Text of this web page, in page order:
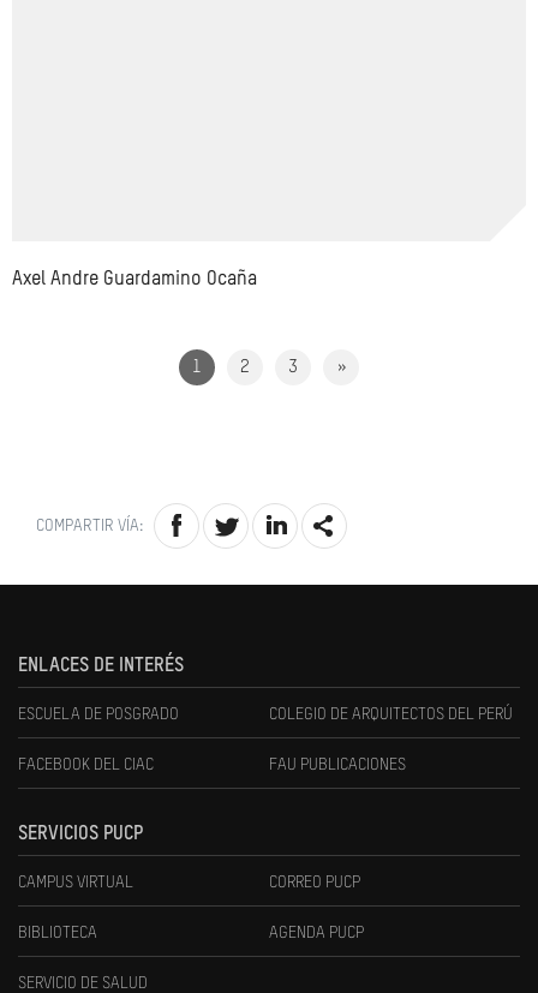
Axel Andre Guardamino Ocaña
1 2 3 »
COMPARTIR VÍA:
ENLACES DE INTERÉS
ESCUELA DE POSGRADO COLEGIO DE ARQUITECTOS DEL PERÚ
FACEBOOK DEL CIAC FAU PUBLICACIONES
SERVICIOS PUCP
CAMPUS VIRTUAL CORREO PUCP
BIBLIOTECA AGENDA PUCP
SERVICIO DE SALUD